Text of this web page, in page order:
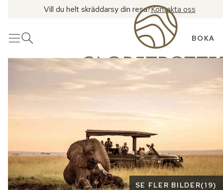
Vill du helt skräddarsy din resa?Kontakta oss
MenyÖppna sök BOKA
SE FLER BILDER(19)